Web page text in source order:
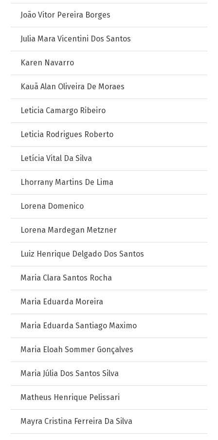
João Vitor Pereira Borges
Julia Mara Vicentini Dos Santos
Karen Navarro
Kauã Alan Oliveira De Moraes
Leticia Camargo Ribeiro
Leticia Rodrigues Roberto
Letícia Vital Da Silva
Lhorrany Martins De Lima
Lorena Domenico
Lorena Mardegan Metzner
Luiz Henrique Delgado Dos Santos
Maria Clara Santos Rocha
Maria Eduarda Moreira
Maria Eduarda Santiago Maximo
Maria Eloah Sommer Gonçalves
Maria Júlia Dos Santos Silva
Matheus Henrique Pelissari
Mayra Cristina Ferreira Da Silva